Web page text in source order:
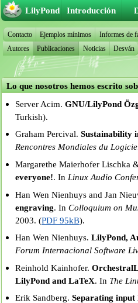
Lo que nosotros hemos escrito
Server Acim.GNU/LilyPond
Turkish).
Graham Percival.Sustainability
Rencontres Mondiales du
Margarethe Maierhofer Lischka
everyone!. In Linux Audio
Han Wen Nienhuys and Jan
engraving. InColloquium on
2003. (PDF 95kB).
Han Wen Nienhuys.LilyPond,
Forum Internacional Software
Reinhold Kainhofer.
LilyPond and LaTeX. In The
Erik Sandberg.Separating
LilyPond Introducción
Contacto Ejemplos mínimos Informes de
Autores
Publicaciones Noticias Desván